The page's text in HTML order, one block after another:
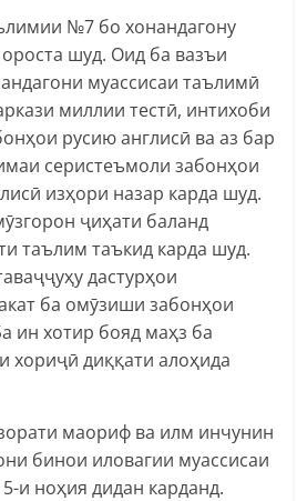
№7 бо хонандагону
шуд. Оид ба вазъи
муассисаи таълимӣ
миллии тестӣ, интихоби
русию англисӣ ва аз бар
серистеъмоли забонҳои
изҳори назар карда шуд.
ҷиҳати баланд
таълим таъкид карда шуд.
дастурҳои
ба омӯзиши забонҳои
ин хотир бояд маҳз ба
хориҷӣ диққати алоҳида
маориф ва илм инчунин
бинои иловагии муассисаи
и ноҳия дидан карданд.